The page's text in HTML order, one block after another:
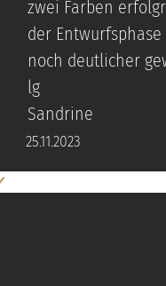
zwei Farben
der
noch deutlicher
lg
Sandrine
25.11.2023